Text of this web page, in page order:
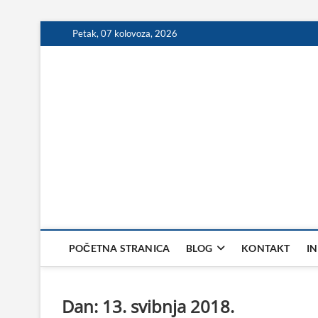
to
Petak, 07 kolovoza, 2026
POČETNA STRANICA BLOG KONTAKT
Dan: 13. svibnja 2018.